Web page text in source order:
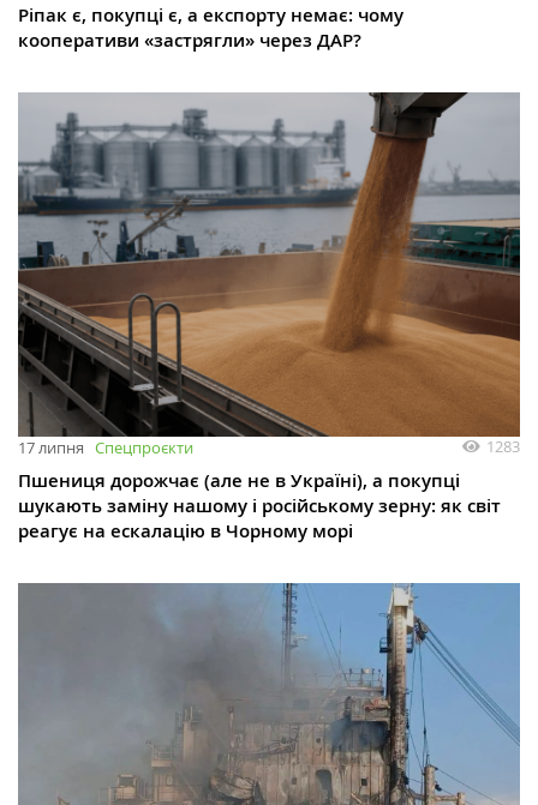
Ріпак є, покупці є, а експорту немає: чому
кооперативи «застрягли» через ДАР?
17 липня Спецпроєкти 1283
Пшениця дорожчає (але не в Україні), а покупці
шукають заміну нашому і російському зерну: як світ
реагує на ескалацію в Чорному морі